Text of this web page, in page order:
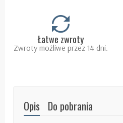
Łatwe zwroty
Zwroty możliwe przez 14 dni.
Opis Do pobrania